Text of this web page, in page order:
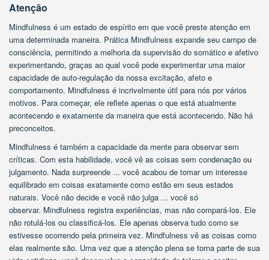
Atenção
Mindfulness é um estado de espírito em que você preste atenção em
uma determinada maneira. Prática Mindfulness expande seu campo de
consciência, permitindo a melhoria da supervisão do somático e afetivo
experimentando, graças ao qual você pode experimentar uma maior
capacidade de auto-regulação da nossa excitação, afeto e
comportamento. Mindfulness é incrivelmente útil para nós por vários
motivos. Para começar, ele reflete apenas o que está atualmente
acontecendo e exatamente da maneira que está acontecendo. Não há
preconceitos.
Mindfulness é também a capacidade da mente para observar sem
críticas. Com esta habilidade, você vê as coisas sem condenação ou
julgamento. Nada surpreende ... você acabou de tomar um interesse
equilibrado em coisas exatamente como estão em seus estados
naturais. Você não decide e você não julga ... você só
observar. Mindfulness registra experiências, mas não compará-los. Ele
não rotulá-los ou classificá-los. Ele apenas observa tudo como se
estivesse ocorrendo pela primeira vez. Mindfulness vê as coisas como
elas realmente são. Uma vez que a atenção plena se torna parte de sua